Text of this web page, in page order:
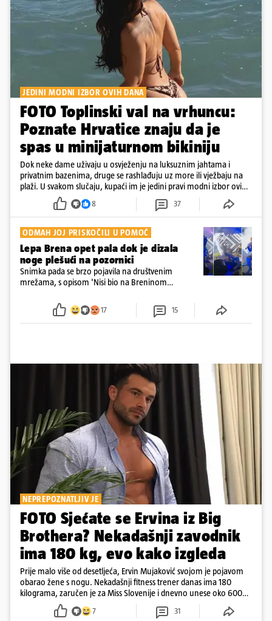
JEDINI MODNI IZBOR OVIH DANA
FOTO Toplinski val na vrhuncu:
Poznate Hrvatice znaju da je
spas u minijaturnom bikiniju
Dok neke dame uživaju u osvježenju na luksuznim jahtama i
privatnim bazenima, druge se rashlađuju uz more ili vježbaju na
plaži. U svakom slučaju, kupaći im je jedini pravi modni izbor ovih
8 37
ODMAH JOJ PRISKOČILI U POMOĆ
Lepa Brena opet pala dok je dizala
noge plešući na pozornici
Snimka pada se brzo pojavila na društvenim
mrežama, s opisom 'Nisi bio na Breninom
Srećom, pjevačica se nije ozlijedila nego je s
osmijehom nastavila pjevati
17 15
NEPREPOZNATLJIV JE
FOTO Sjećate se Ervina iz Big
Brothera? Nekadašnji zavodnik
ima 180 kg, evo kako izgleda
Prije malo više od desetljeća, Ervin Mujaković svojom je pojavom
obarao žene s nogu. Nekadašnji fitness trener danas ima 180
kilograma, zaručen je za Miss Slovenije i dnevno unese oko 6000
7 31